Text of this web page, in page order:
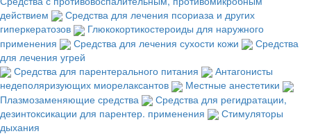
действием
Средства для лечения псориаза и других
гиперкератозов
Глюкокортикостероиды для наружного
применения
Средства для лечения сухости кожи
Средства
для лечения угрей
Средства для парентерального питания
Антагонисты
недеполяризующих миорелаксантов
Местные анестетики
Плазмозаменяющие средства
Средства для регидратации,
дезинтоксикации для парентер. применения
Стимуляторы
дыхания